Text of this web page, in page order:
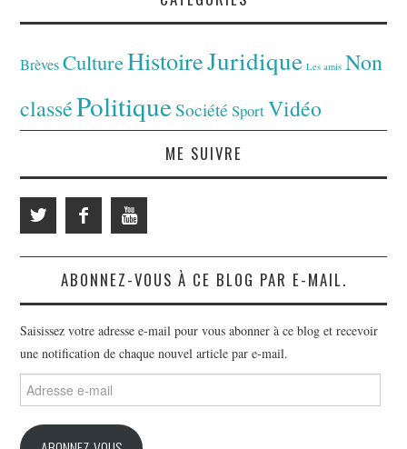
Brèves CultureHistoireJuridique Les amis Non
classéPolitiqueSociété SportVidéo
ME SUIVRE
ABONNEZ-VOUS À CE BLOG PAR E-MAIL.
Saisissez votre adresse e-mail pour vous abonner à ce blog et recevoir
une notification de chaque nouvel article par e-mail.
Adresse
e-